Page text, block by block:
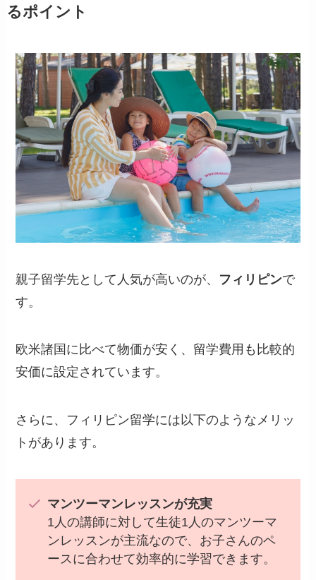
るポイント
親子留学先として人気が高いのが、 フィリピンで
す。
欧米諸国に比べて物価が安く、留学費用も比較的
安価に設定されています。
さらに、フィリピン留学には以下のようなメリッ
トがあります。
マンツーマンレッスンが充実
1人の講師に対して生徒1人のマンツーマ
ンレッスンが主流なので、お子さんのペ
ースに合わせて効率的に学習できます。